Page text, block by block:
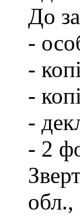
До
-
-
-
-
- 2
обл.,